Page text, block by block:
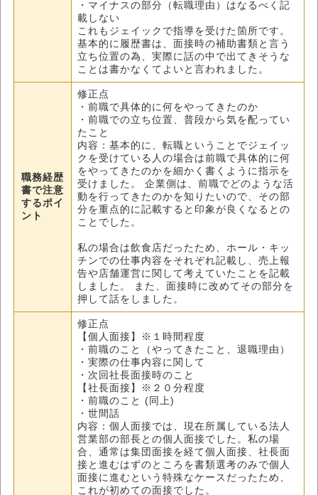
・マイナスの部分（転職理由）はなるべく記
載しない
これもジェイックで指導を受けた箇所です。
基本的に履歴書は、面接時の補助書類と言う
立ち位置の為、実際に話の中で出てきそうな
ことは書かなくてよいと言われました。
職務経歴
書で注意
するポイ
ント
修正点
・前職で具体的に何をやってきたのか
・前職での立ち位置、普段から気を配ってい
たこと
内容：基本的に、転職ということでジェイッ
クを受けている人の場合は前職で具体的に何
をやってきたのかを細かく書くように指示を
受けました。 企業側は、前職でどのような活
動を行ってきたのかを知りたいので、その部
分を重点的に記載すると印象が良くなるとの
ことでした。
私の場合は飲食店だったため、ホール・キッ
チンでの仕事内容をそれぞれ記載し、売上報
告や店舗運営に関して考えていたことを記載
しました。 また、面接時に改めてその部分を
押して話をしました。
修正点
【個人面接】※１時間程度
・前職のこと（やってきたこと、退職理由）
・実際の仕事内容に関して
・次回社長面接時のこと
【社長面接】※２０分程度
・前職のこと (同上)
・世間話
内容：個人面接では、現在所属している法人
営業部の部長との個人面接でした。私の場
合、通常は集団面接を経て個人面接、社長面
接と進むはずのところを書類選考のみで個人
面接に進むという特殊なケースだったため、
これが初めての面接でした。